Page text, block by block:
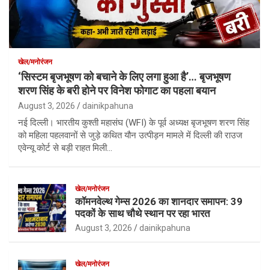
खेल/मनोरंजन
‘सिस्टम बृजभूषण को बचाने के लिए लगा हुआ है’… बृजभूषण
शरण सिंह के बरी होने पर विनेश फोगाट का पहला बयान
August 3, 2026 dainikpahuna
नई दिल्ली। भारतीय कुश्ती महासंघ (WFI) के पूर्व अध्यक्ष बृजभूषण शरण सिंह
को महिला पहलवानों से जुड़े कथित यौन उत्पीड़न मामले में दिल्ली की राउज
एवेन्यू कोर्ट से बड़ी राहत मिली…
खेल/मनोरंजन
कॉमनवेल्थ गेम्स 2026 का शानदार समापन: 39
पदकों के साथ चौथे स्थान पर रहा भारत
August 3, 2026 dainikpahuna
खेल/मनोरंजन